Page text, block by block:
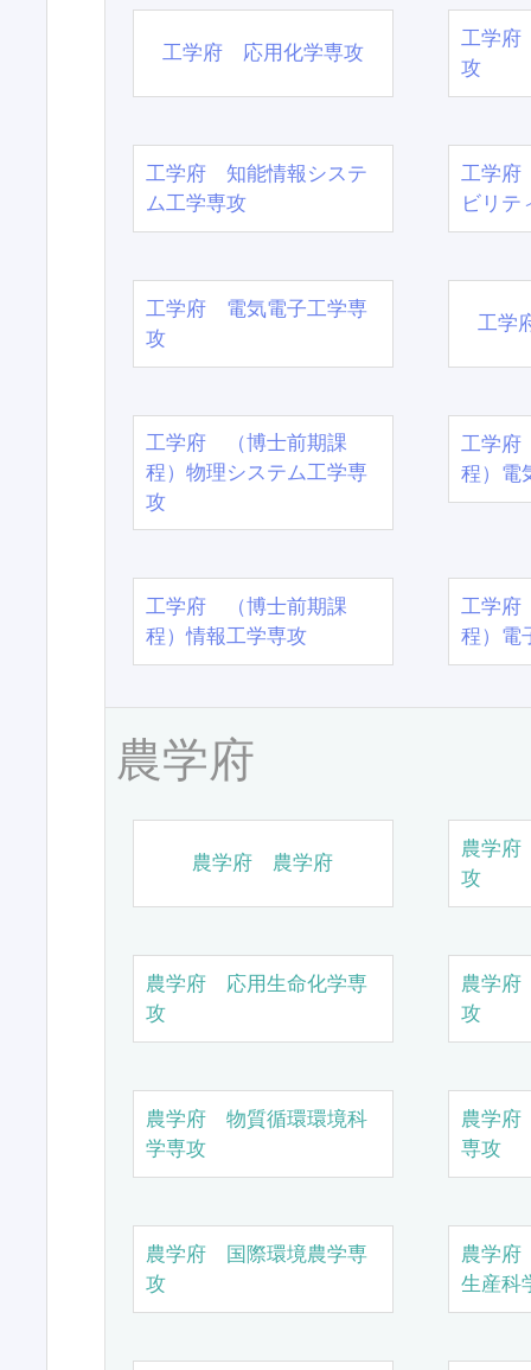
工学府 応用化学専攻
工学府
攻
工学府 知能情報システ
ム工学専攻
工学府
ビリテ
工学府 電気電子工学専
攻
工学
工学府 （博士前期課
程）物理システム工学専
攻
工学
程）電
工学府 （博士前期課
程）情報工学専攻
工学
程）電
農学府
農学府 農学府
農学
攻
農学府 応用生命化学専
攻
農学
攻
農学府 物質循環環境科
学専攻
農学
専攻
農学府 国際環境農学専
攻
農学
生産科